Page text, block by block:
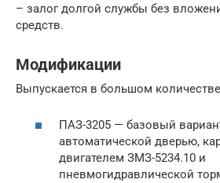
– залог долгой службы без
средств.
Модификации
Выпускается в большом
ПАЗ-3205 — базовый
автоматической дверью,
двигателем ЗМЗ-5234.10 и
пневмогидравлической